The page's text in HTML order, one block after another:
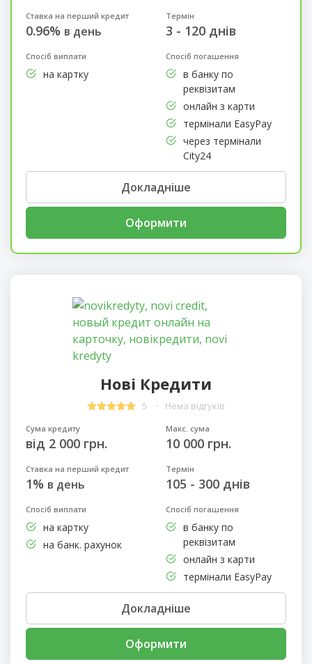
Ставка на перший кредит
0.96% в день
Термін
3 - 120 днів
Спосіб виплати
на картку
Спосіб погашення
в банку по
реквізитам
онлайн з карти
термінали EasyPay
через термінали
City24
Докладніше
Оформити
Нові Кредити
5 Нема відгуків
Сума кредиту
від 2 000 грн.
Макс. сума
10 000 грн.
Ставка на перший кредит
1% в день
Термін
105 - 300 днів
Спосіб виплати
на картку
на банк. рахунок
Спосіб погашення
в банку по
реквізитам
онлайн з карти
термінали EasyPay
Докладніше
Оформити